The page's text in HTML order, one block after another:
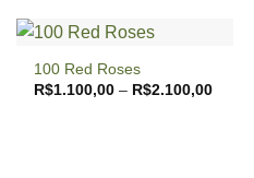
100 Red Roses
R$1.100,00 – R$2.100,00Price